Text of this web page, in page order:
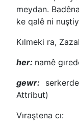
meydan.
ke qalê ni
Kılmeki ra,
her: namê
gewr:
Attribut)
Vıraştena cı: